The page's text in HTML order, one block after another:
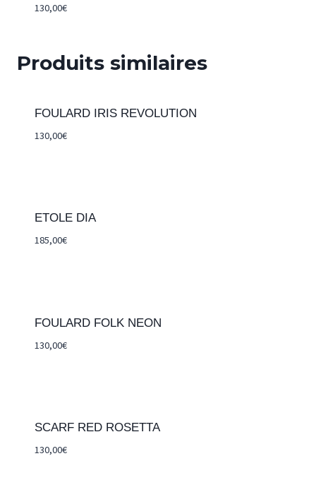
130,00€
Produits similaires
FOULARD IRIS REVOLUTION
130,00€
ETOLE DIA
185,00€
FOULARD FOLK NEON
130,00€
SCARF RED ROSETTA
130,00€